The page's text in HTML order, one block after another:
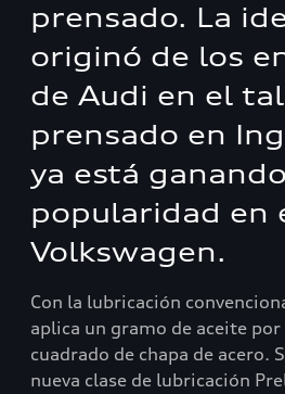
prensado. La
originó de los
de Audi en el
prensado en
ya está ganando
popularidad en
Volkswagen.
Con la lubricación
aplica un gramo de aceite
cuadrado de chapa de acero.
nueva clase de lubricación